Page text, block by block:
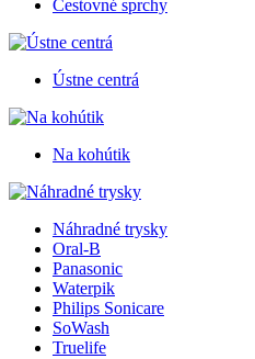
Cestovné sprchy
Ústne centrá
Na kohútik
Náhradné trysky
Oral-B
Panasonic
Waterpik
Philips Sonicare
SoWash
Truelife